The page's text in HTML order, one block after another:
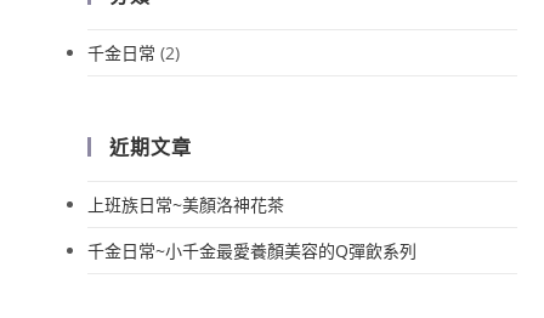
千金日常 (2)
近期文章
上班族日常~美顏洛神花茶
千金日常~小千金最愛養顏美容的Q彈飲系列